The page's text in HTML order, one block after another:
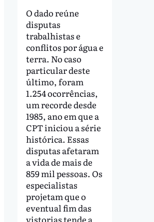
O dado reúne
disputas
trabalhistas e
conflitos por água e
terra. No caso
particular deste
último, foram
1.254 ocorrências,
um recorde desde
1985, ano em que a
CPT iniciou a série
histórica. Essas
disputas afetaram
a vida de mais de
859 mil pessoas. Os
especialistas
projetam que o
eventual fim das
vistorias tende a